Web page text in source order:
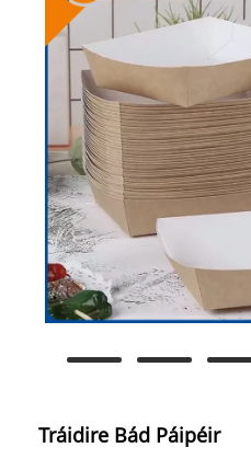
Tráidire Bád Páipéir